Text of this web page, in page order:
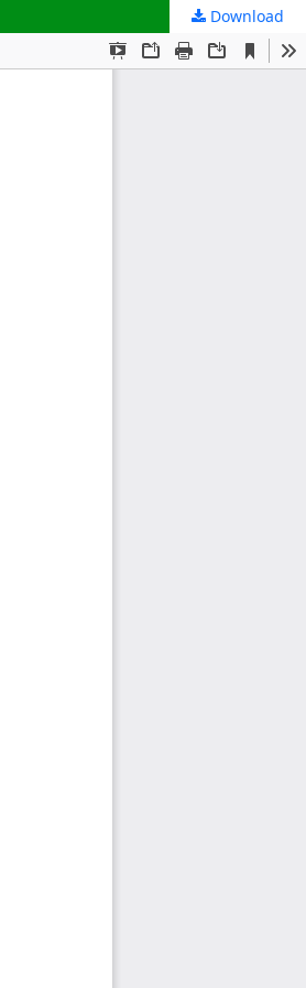
Download